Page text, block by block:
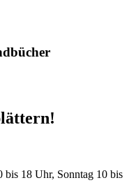
bis 18 Uhr, Sonntag 10 bis